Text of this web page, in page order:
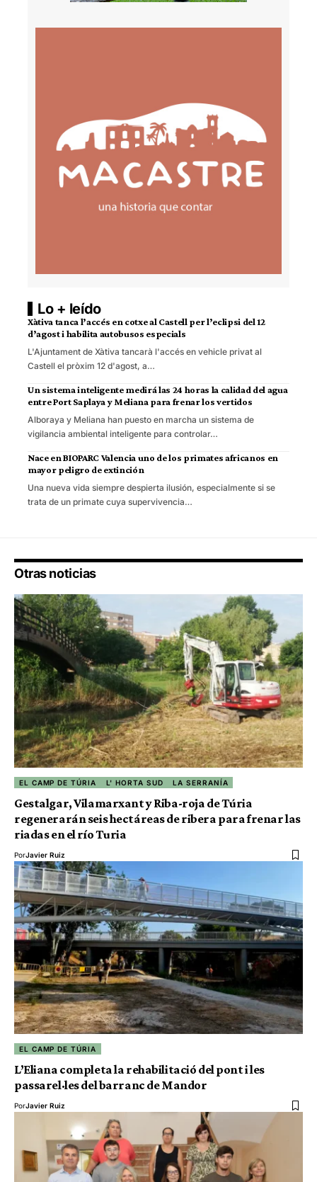
Lo + leído
Xàtiva tanca l’accés en cotxe al Castell per l’eclipsi del 12
d’agost i habilita autobusos especials
L'Ajuntament de Xàtiva tancarà l'accés en vehicle privat al
Castell el pròxim 12 d'agost, a…
Un sistema inteligente medirá las 24 horas la calidad del agua
entre Port Saplaya y Meliana para frenar los vertidos
Alboraya y Meliana han puesto en marcha un sistema de
vigilancia ambiental inteligente para controlar…
Nace en BIOPARC Valencia uno de los primates africanos en
mayor peligro de extinción
Una nueva vida siempre despierta ilusión, especialmente si se
trata de un primate cuya supervivencia…
Otras noticias
EL CAMP DE TÚRIA L' HORTA SUD LA SERRANÍA
Gestalgar, Vilamarxant y Riba-roja de Túria
regenerarán seis hectáreas de ribera para frenar las
riadas en el río Turia
PorJavier Ruiz
EL CAMP DE TÚRIA
L’Eliana completa la rehabilitació del pont i les
passarel·les del barranc de Mandor
PorJavier Ruiz